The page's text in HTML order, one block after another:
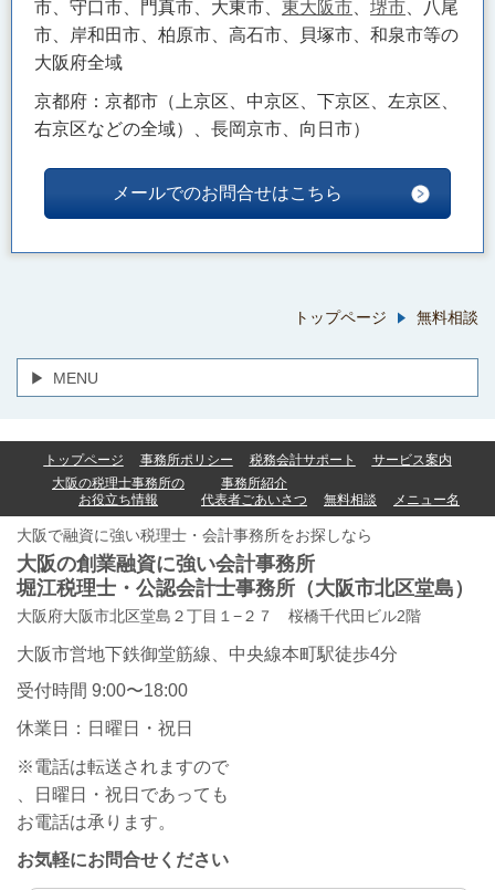
市、守口市、門真市、大東市、 東大阪市 堺市 、八尾
市、岸和田市、柏原市、高石市、貝塚市、和泉市等の
大阪府全域
京都府：京都市（上京区、中京区、下京区、左京区、
右京区などの全域）、長岡京市、向日市）
メールでのお問合せはこちら
トップページ 無料相談
MENU
トップページ 事務所ポリシー 税務会計サポート
サービス案内
大阪の税理士事務所の
お役立ち情報
事務所紹介
代表者ごあいさつ
無料相談 メニュー名
大阪で融資に強い税理士・会計事務所をお探しなら
大阪の創業融資に強い会計事務所
堀江税理士・公認会計士事務所 （大阪市北区堂島）
大阪府大阪市北区堂島２丁目１−２７ 桜橋千代田ビル2階
大阪市営地下鉄御堂筋線、中央線本町駅徒歩4分
受付時間 9:00〜18:00
休業日：日曜日・祝日
※電話は転送されますので
、日曜日・祝日であっても
お電話は承ります。
お気軽にお問合せください